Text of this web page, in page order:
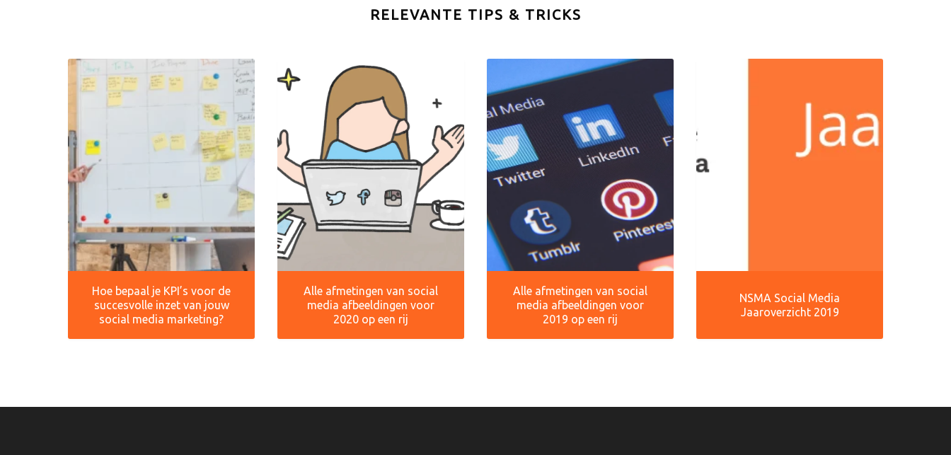
RELEVANTE TIPS & TRICKS
Hoe bepaal je KPI’s voor de
succesvolle inzet van jouw
social media marketing?
Alle afmetingen van social
media afbeeldingen voor
2020 op een rij
Alle afmetingen van social
media afbeeldingen voor
2019 op een rij
NSMA Social Media
Jaaroverzicht 2019